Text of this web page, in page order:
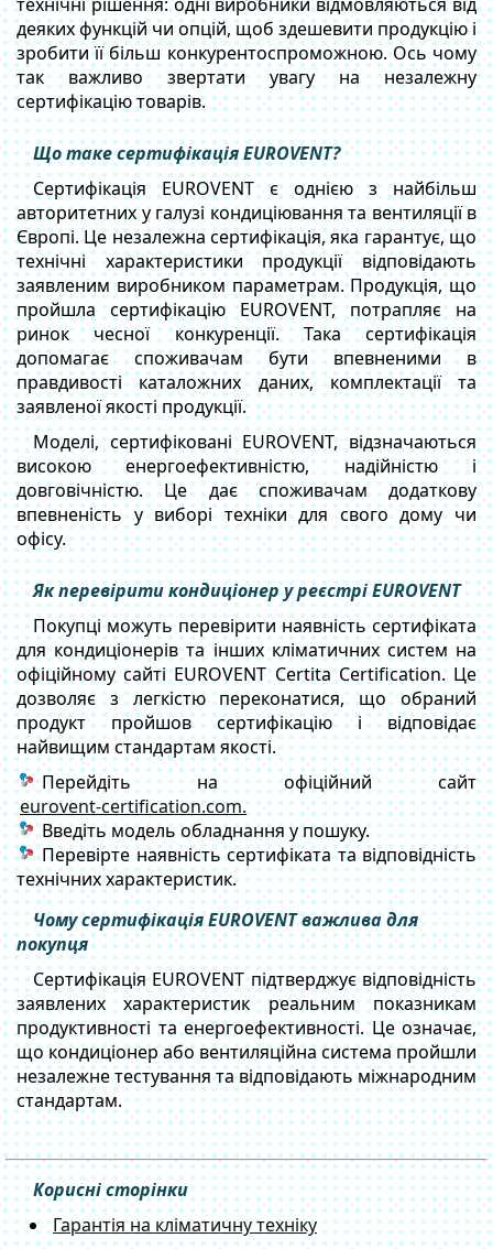
деяких функцій чи опцій, щоб здешевити продукцію і
зробити її більш конкурентоспроможною. Ось чому
так важливо звертати увагу на незалежну
сертифікацію товарів.
Що таке сертифікація EUROVENT?
Сертифікація EUROVENT є однією з найбільш
авторитетних у галузі кондиціювання та вентиляції в
Європі. Це незалежна сертифікація, яка гарантує, що
технічні характеристики продукції відповідають
заявленим виробником параметрам. Продукція, що
пройшла сертифікацію EUROVENT, потрапляє на
ринок чесної конкуренції. Така сертифікація
допомагає споживачам бути впевненими в
правдивості каталожних даних, комплектації та
заявленої якості продукції.
Моделі, сертифіковані EUROVENT, відзначаються
високою енергоефективністю, надійністю і
довговічністю. Це дає споживачам додаткову
впевненість у виборі техніки для свого дому чи
офісу.
Як перевірити кондиціонер у реєстрі EUROVENT
Покупці можуть перевірити наявність сертифіката
для кондиціонерів та інших кліматичних систем на
офіційному сайті EUROVENT Certita Certification. Це
дозволяє з легкістю переконатися, що обраний
продукт пройшов сертифікацію і відповідає
найвищим стандартам якості.
Перейдіть на офіційний сайт
eurovent-certification.com.
Введіть модель обладнання у пошуку.
Перевірте наявність сертифіката та відповідність
технічних характеристик.
Чому сертифікація EUROVENT важлива для
покупця
Сертифікація EUROVENT підтверджує відповідність
заявлених характеристик реальним показникам
продуктивності та енергоефективності. Це означає,
що кондиціонер або вентиляційна система пройшли
незалежне тестування та відповідають міжнародним
стандартам.
Корисні сторінки
Гарантія на кліматичну техніку